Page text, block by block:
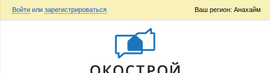
Ваш регион: Анахайм
Войти или зарегистрироваться